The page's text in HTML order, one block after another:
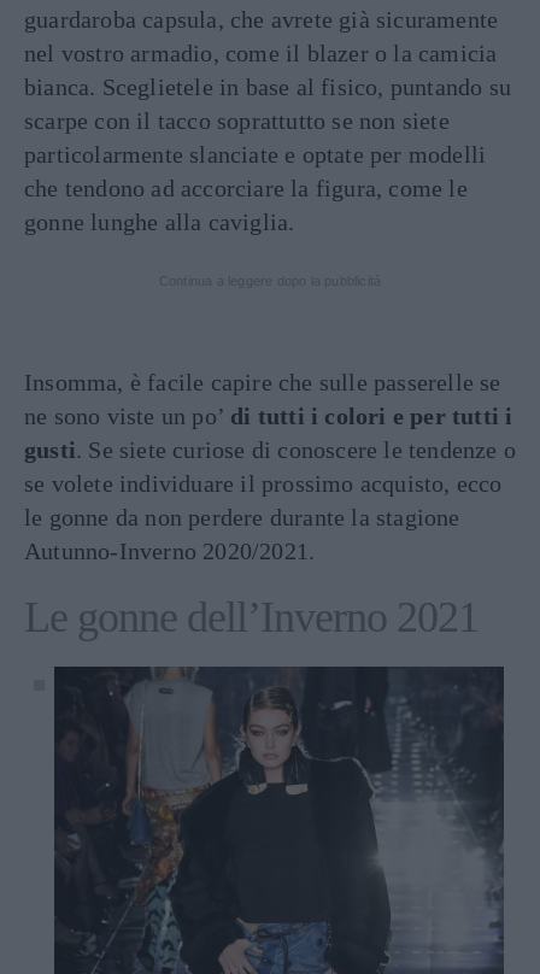
guardaroba capsula, che avrete già sicuramente
nel vostro armadio, come il blazer o la camicia
bianca. Sceglietele in base al fisico, puntando su
scarpe con il tacco soprattutto se non siete
particolarmente slanciate e optate per modelli
che tendono ad accorciare la figura, come le
gonne lunghe alla caviglia.
Insomma, è facile capire che sulle passerelle se
ne sono viste un po’ di tutti i colori e per tutti i
gusti. Se siete curiose di conoscere le tendenze o
se volete individuare il prossimo acquisto, ecco
le gonne da non perdere durante la stagione
Autunno-Inverno 2020/2021.
Le gonne dell’Inverno 2021